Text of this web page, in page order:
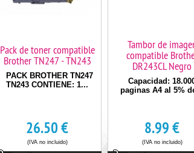
Pack de toner compatible
Brother TN247 - TN243
PACK BROTHER TN247
TN243 CONTIENE: 1...
26.50€
(IVA no incluido)
Tambor de
compatible
DR243CL Negro
Capacidad:
paginas A4 al 5%
8.99€
(IVA no incluido)